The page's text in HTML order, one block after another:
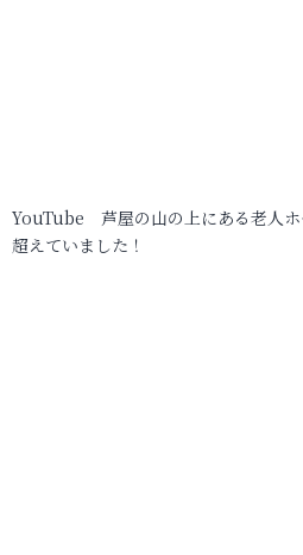
YouTube 芦屋の山の上にある老人ホ
超えていました！